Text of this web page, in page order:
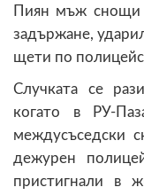
Пиян мъж снощи
задържане,
щети по
Случката се
когато в РУ-
междусъседски
дежурен
пристигнали в